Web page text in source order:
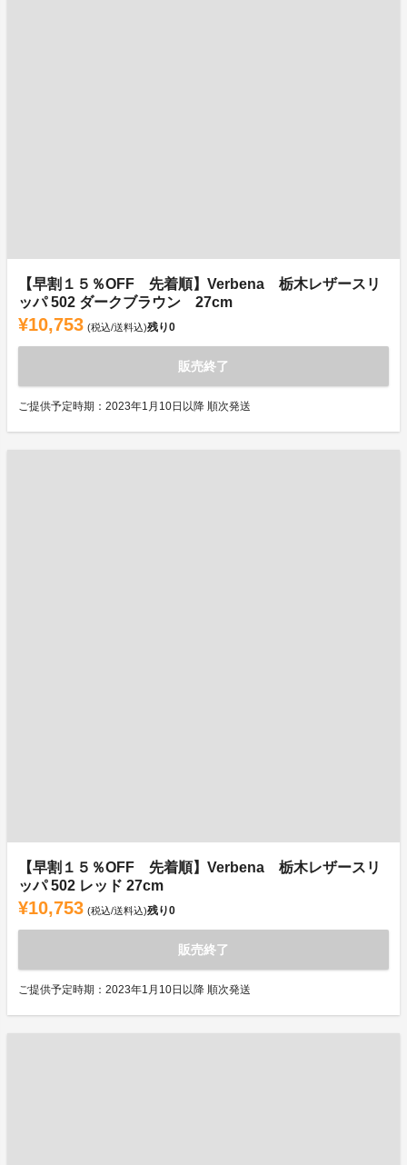
【早割１５％OFF 先着順】Verbena 栃木レザースリ
ッパ 502 ダークブラウン 27cm
¥10,753 (税込/送料込)残り0
販売終了
ご提供予定時期：2023年1月10日以降 順次発送
【早割１５％OFF 先着順】Verbena 栃木レザースリ
ッパ 502 レッド 27cm
¥10,753 (税込/送料込)残り0
販売終了
ご提供予定時期：2023年1月10日以降 順次発送